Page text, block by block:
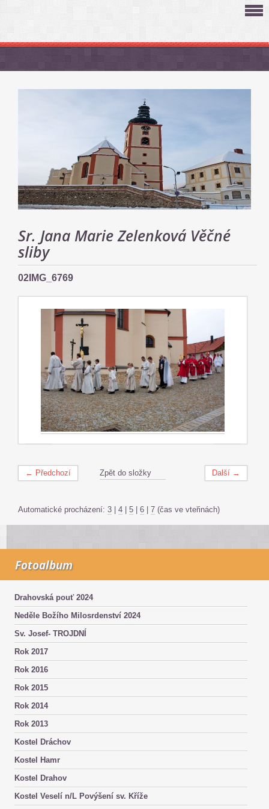
Sr. Jana Marie Zelenková Věčné
sliby
02IMG_6769
← Předchozí Další →
Zpět do složky
Automatické procházení: 3 4 5 6 7 (čas ve vteřinách)
Fotoalbum
Drahovská pouť 2024
Neděle Božího Milosrdenství 2024
Sv. Josef- TROJDNÍ
Rok 2017
Rok 2016
Rok 2015
Rok 2014
Rok 2013
Kostel Dráchov
Kostel Hamr
Kostel Drahov
Kostel Veselí n/L Povýšení sv. Kříže